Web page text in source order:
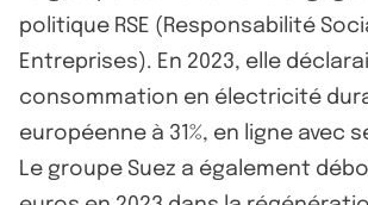
politique RSE (Responsabilité
Entreprises). En 2023, elle
consommation en électricité
européenne à 31%, en ligne avec
Le groupe Suez a également